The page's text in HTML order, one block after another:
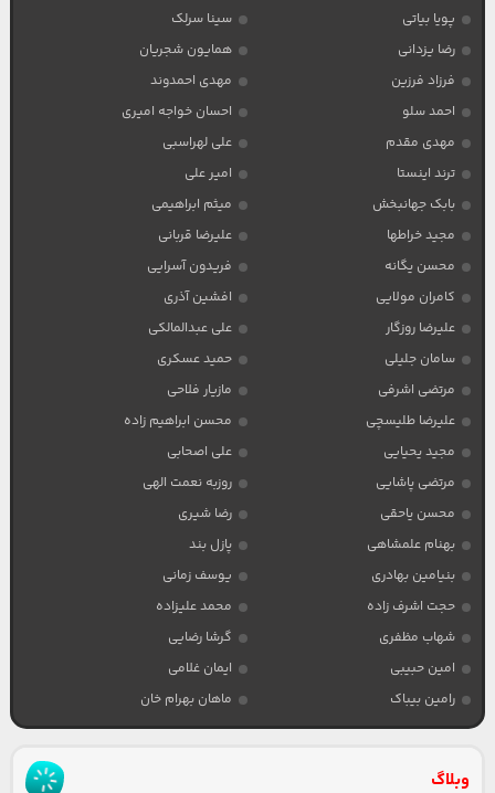
پویا بیاتی
سینا سرلک
رضا یزدانی
همایون شجریان
فرزاد فرزین
مهدی احمدوند
احمد سلو
احسان خواجه امیری
مهدی مقدم
علی لهراسبی
ترند اینستا
امیر علی
بابک جهانبخش
میثم ابراهیمی
مجید خراطها
علیرضا قربانی
محسن یگانه
فریدون آسرایی
کامران مولایی
افشین آذری
علیرضا روزگار
علی عبدالمالکی
سامان جلیلی
حمید عسکری
مرتضی اشرفی
مازیار فلاحی
علیرضا طلیسچی
محسن ابراهیم زاده
مجید یحیایی
علی اصحابی
مرتضی پاشایی
روزبه نعمت الهی
محسن یاحقی
رضا شیری
بهنام علمشاهی
پازل بند
بنیامین بهادری
یوسف زمانی
حجت اشرف زاده
محمد علیزاده
شهاب مظفری
گرشا رضایی
امین حبیبی
ایمان غلامی
رامین بیباک
ماهان بهرام خان
وبلاگ